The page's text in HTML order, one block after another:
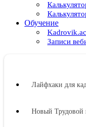
Обучение
Записи
Лайфхаки для
Новый Трудовой